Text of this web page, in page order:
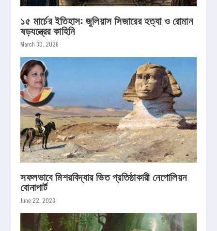
১৫ মার্চের ইতিহাস: জুলিয়াস সিজারের হত্যা ও রোমান
ষড়যন্ত্রের কাহিনি
March 30, 2026
সফলভাবে মিশরবিদ্যার ভিত প্রতিষ্ঠাকারী নেপোলিয়ন
বোনাপার্ট
June 22, 2023